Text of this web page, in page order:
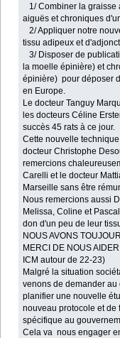
1/ Combiner la graisse
aiguës et chroniques
2/ Appliquer notre
tissu adipeux et
3/ Disposer de
la moelle épinière) et
épinière) pour déposer
en Europe.
Le docteur Tanguy
les docteurs Céline
succès 45 rats à ce jour.
Cette nouvelle
docteur Christophe
remercions
Carelli et le docteur
Marseille sans être
Nous remercions aussi
Melissa, Coline et
don d'un peu de leur
NOUS AVONS
MERCI DE NOUS
ICM autour de 22-23)
Malgré la situation
venons de demander
planifier une nouvelle
nouveau protocole et de
spécifique au
Cela va nous engager